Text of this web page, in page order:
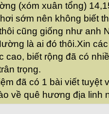
(xóm xuân tổng)
sớm nên không biết
cũng giống như anh
là ai đó thôi.Xin
cao, biết rộng đã có
trọng.
đã có 1 bài viết tuyệt
về quê hương địa linh